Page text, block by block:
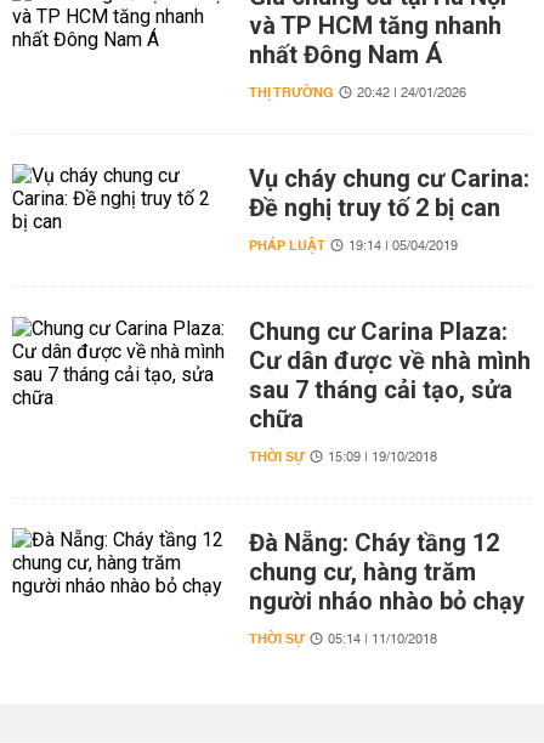
và TP HCM tăng nhanh
nhất Đông Nam Á
THỊ TRƯỜNG 20:42 | 24/01/2026
Vụ cháy chung cư Carina:
Đề nghị truy tố 2 bị can
PHÁP LUẬT 19:14 | 05/04/2019
Chung cư Carina Plaza:
Cư dân được về nhà mình
sau 7 tháng cải tạo, sửa
chữa
THỜI SỰ 15:09 | 19/10/2018
Đà Nẵng: Cháy tầng 12
chung cư, hàng trăm
người nháo nhào bỏ chạy
THỜI SỰ 05:14 | 11/10/2018